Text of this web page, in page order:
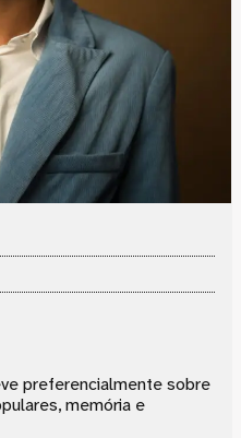
preferencialmente sobre
memória e